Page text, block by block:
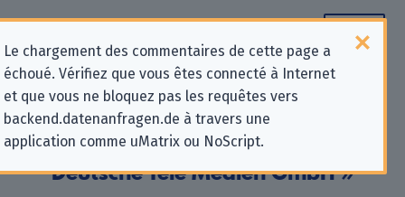
Le chargement des commentaires de cette page a
échoué. Vérifiez que vous êtes connecté à Internet
et que vous ne bloquez pas les requêtes vers
backend.datenanfragen.de à travers une
application comme uMatrix ou NoScript.
Informations de contact pour les
demandes relatives à la protection
de la vie privée pour « DTM
Deutsche Tele Medien GmbH »